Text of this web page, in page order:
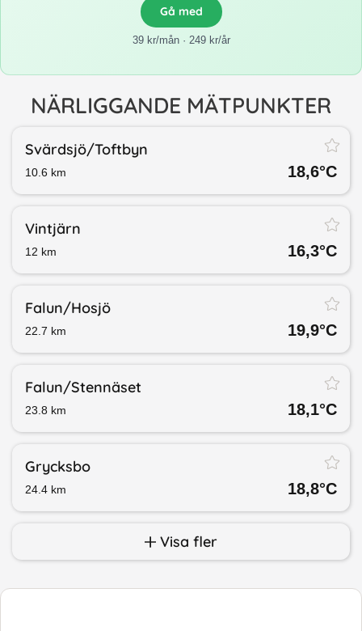
Gå med
39 kr/mån · 249 kr/år
NÄRLIGGANDE MÄTPUNKTER
Svärdsjö/​Toftbyn
10.6 km 18,6°C
Vintjärn
12 km 16,3°C
Falun/​Hosjö
22.7 km 19,9°C
Falun/​Stennäset
23.8 km 18,1°C
Grycksbo
24.4 km 18,8°C
Visa fler